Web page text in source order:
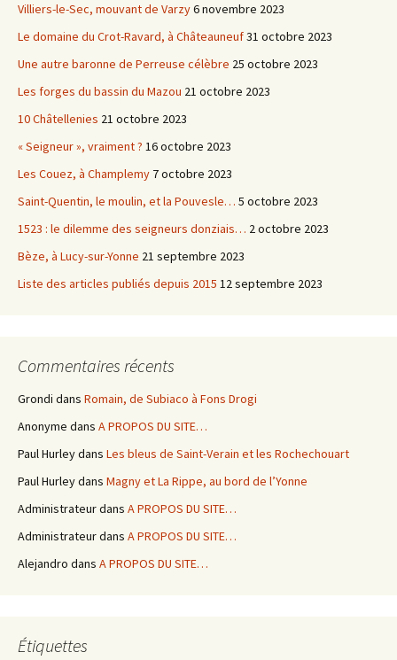
Villiers-le-Sec, mouvant de Varzy6 novembre 2023
Le domaine du Crot-Ravard, à Châteauneuf31 octobre 2023
Une autre baronne de Perreuse célèbre 25 octobre 2023
Les forges du bassin du Mazou 21 octobre 2023
10 Châtellenies 21 octobre 2023
« Seigneur », vraiment ? 16 octobre 2023
Les Couez, à Champlemy 7 octobre 2023
Saint-Quentin, le moulin, et la Pouvesle… 5 octobre 2023
1523 : le dilemme des seigneurs donziais… 2 octobre 2023
Bèze, à Lucy-sur-Yonne 21 septembre 2023
Liste des articles publiés depuis 2015 12 septembre 2023
Commentaires récents
Grondi dans Romain, de Subiaco à Fons Drogi
Anonyme dans A PROPOS DU SITE…
Paul Hurleydans Les bleus de Saint-Verain et les Rochechouart
Paul Hurleydans Magny et La Rippe, au bord de l’Yonne
Administrateurdans A PROPOS DU SITE…
Administrateurdans A PROPOS DU SITE…
Alejandro dans A PROPOS DU SITE…
Étiquettes